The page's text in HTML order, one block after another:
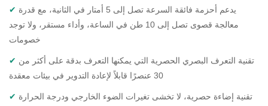
✔ يدعم أحزمة فائقة السرعة تصل إلى 5 أمتار في الثانية، مع قدرة
معالجة قصوى تصل إلى 10 طن في الساعة، وأداء مستقر، ولا توجد
خصومات
✔ تقنية التعرف البصري الحصرية التي يمكنها التعرف بدقة على أكثر من
30 عنصرًا قابلاً لإعادة التدوير في بيئات معقدة
✔ تقنية إضاءة حصرية، لا تخشى تغيرات الضوء الخارجي ودرجة الحرارة